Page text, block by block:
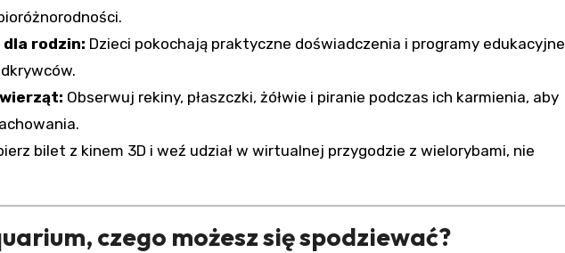
rodzin: Dzieci pokochają praktyczne doświadczenia i programy edukacyjne
Obserwuj rekiny, płaszczki, żółwie i piranie podczas ich karmienia, aby
bilet z kinem 3D i weź udział w wirtualnej przygodzie z wielorybami, nie
czego możesz się spodziewać?